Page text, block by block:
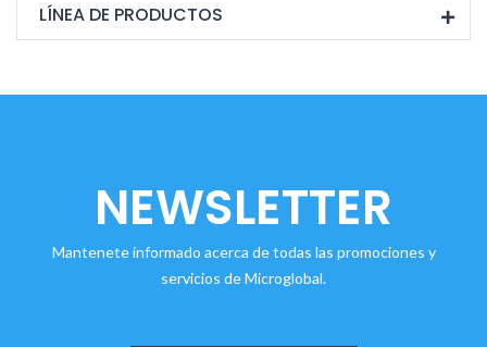
LÍNEA DE PRODUCTOS
NEWSLETTER
Mantenete informado acerca de todas las promociones y
servicios de Microglobal.